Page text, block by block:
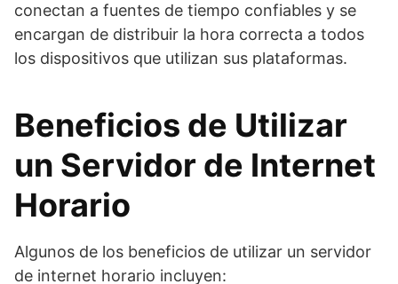
conectan a fuentes de tiempo confiables y se
encargan de distribuir la hora correcta a todos
los dispositivos que utilizan sus plataformas.
Beneficios de Utilizar
un Servidor de Internet
Horario
Algunos de los beneficios de utilizar un servidor
de internet horario incluyen: